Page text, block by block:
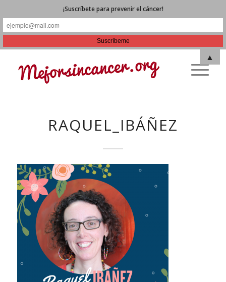
RAQUEL_IBÁÑEZ
¡Suscríbete para prevenir el cáncer!
▲